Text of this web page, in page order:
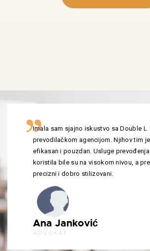
Imala sam sjajno iskustvo sa Double L
prevodilačkom agencijom. Njihov tim je
efikasan i pouzdan. Usluge
koristila bile su na visokom nivou, a
precizni i dobro stilizovani.
Ana Janković
ADVOKAT